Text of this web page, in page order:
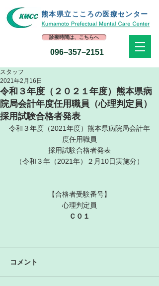
熊本県立​こころの医療センター
診療時間は、こちらへ
096−357−2151
令和３年度（２０２１年度）熊本県病
院局会計年度任用職員（心理判定員）
採用試験合格者発表
スタッフ
2021年2月16日
令和３年度（2021年度）熊本県病院局会計年
度任用職員
採用試験合格者発表
（令和３年（2021年）２月10日実施分）
【合格者受験番号】
心理判定員
Ｃ０１
コメント